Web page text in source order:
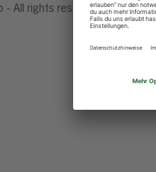
- All rights reserved